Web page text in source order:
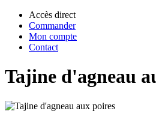
Accès direct
Commander
Mon compte
Contact
Tajine d'agneau